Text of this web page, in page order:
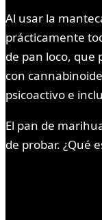
Al usar la
prácticamente
de pan loco, que
con
psicoactivo e
El pan de
de probar. ¿Qué